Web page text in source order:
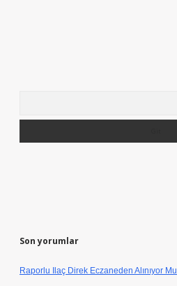
Son yorumlar
Raporlu Ilaç Direk Eczaneden Alınıyor Mu